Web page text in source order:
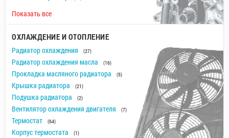
Показать все
ОХЛАЖДЕНИЕ И ОТОПЛЕНИЕ
Радиатор охлаждения (27)
Радиатор охлаждения масла (16)
Прокладка масляного радиатора (5)
Крышка радиатора (21)
Подушка радиатора (2)
Вентилятор охлаждения двигателя (7)
Термостат (64)
Корпус термостата (1)